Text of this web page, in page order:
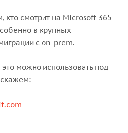
кто смотрит на Microsoft 365
в крупных
с on-prem.
это можно использовать под